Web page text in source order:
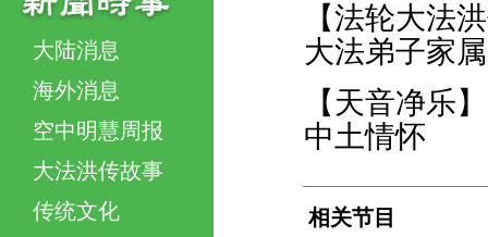
大陆消息
海外消息
空中明慧周报
大法洪传故事
传统文化
【法轮大法
大法弟子家
【天音净乐】
中土情怀
相关节目